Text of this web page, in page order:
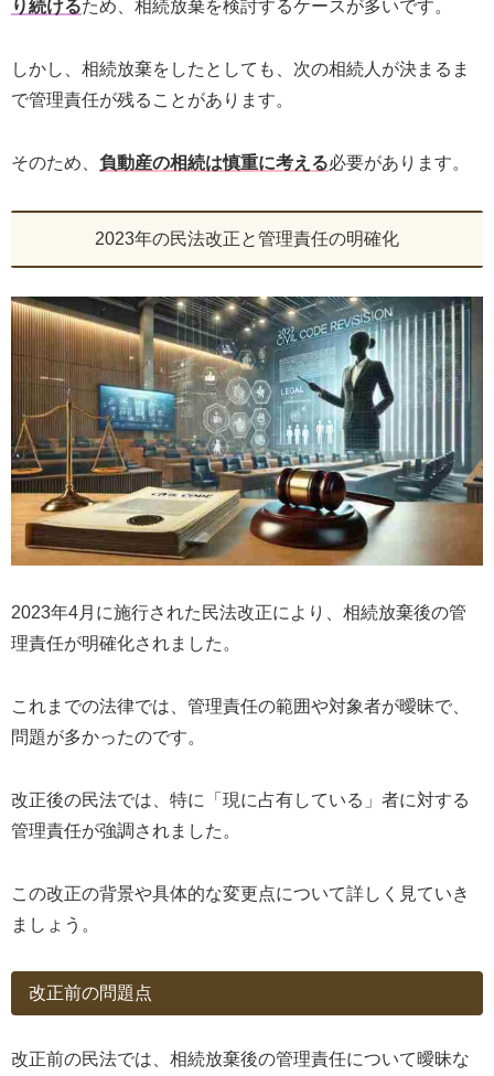
り続けるため、相続放棄を検討するケースが多いです。
しかし、相続放棄をしたとしても、次の相続人が決まるま
で管理責任が残ることがあります。
そのため、 負動産の相続は慎重に考える必要があります。
2023年の民法改正と管理責任の明確化
2023年4月に施行された民法改正により、相続放棄後の管
理責任が明確化されました。
これまでの法律では、管理責任の範囲や対象者が曖昧で、
問題が多かったのです。
改正後の民法では、特に「現に占有している」者に対する
管理責任が強調されました。
この改正の背景や具体的な変更点について詳しく見ていき
ましょう。
改正前の問題点
改正前の民法では、相続放棄後の管理責任について曖昧な